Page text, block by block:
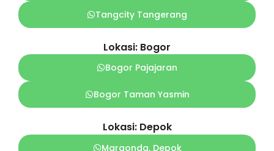
Tangcity Tangerang
Lokasi: Bogor
Bogor Pajajaran
Bogor Taman Yasmin
Lokasi: Depok
Margonda, Depok